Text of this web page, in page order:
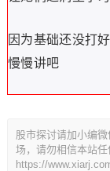
因为基础还没打
慢慢讲吧
股市探讨请加小编
场，请勿相信本站任
https://